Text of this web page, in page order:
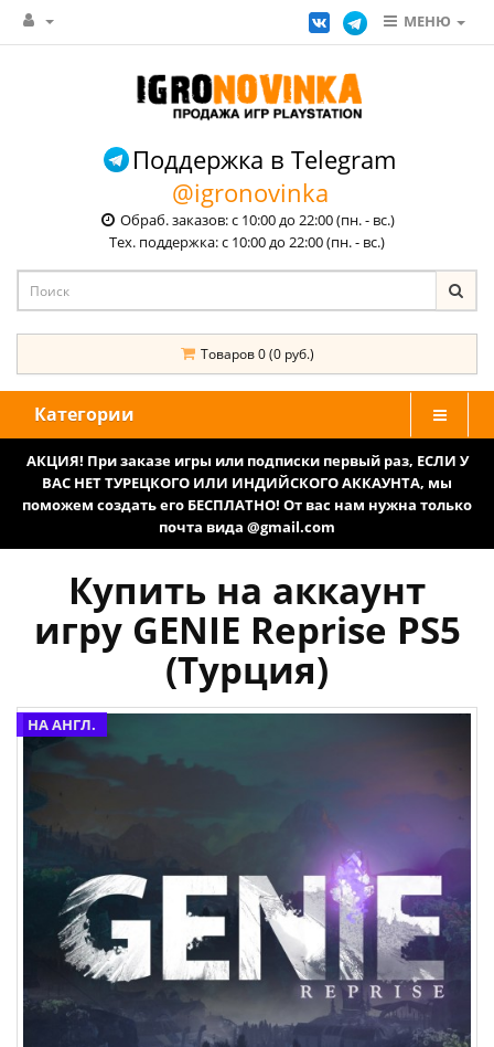
МЕНЮ
Поддержка в Telegram
@igronovinka
Обраб. заказов: с 10:00 до 22:00 (пн. - вс.)
Тех. поддержка: с 10:00 до 22:00 (пн. - вс.)
Товаров 0 (0 руб.)
Категории
АКЦИЯ! При заказе игры или подписки первый раз, ЕСЛИ У
ВАС НЕТ ТУРЕЦКОГО ИЛИ ИНДИЙСКОГО АККАУНТА, мы
поможем создать его БЕСПЛАТНО! От вас нам нужна только
почта вида @gmail.com
Купить на аккаунт
игру GENIE Reprise PS5
(Турция)
НА АНГЛ.